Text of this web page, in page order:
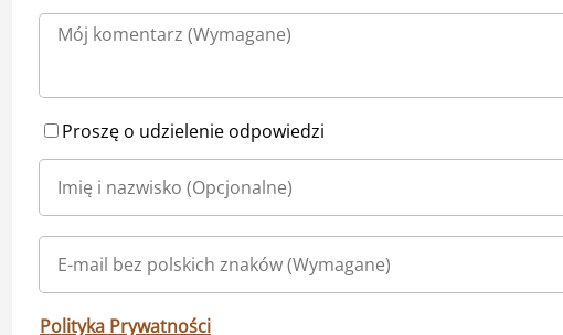
Proszę o udzielenie odpowiedzi
Polityka Prywatności